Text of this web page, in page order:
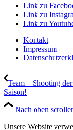
Link zu
Link zu
Link zu
Kontakt
Impressum
Team – Shooting
Saison!
Nach oben
Unsere Website